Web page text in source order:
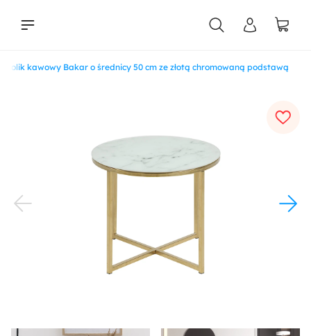
Stolik kawowy Bakar o średnicy 50 cm ze złotą chromowaną podstawą